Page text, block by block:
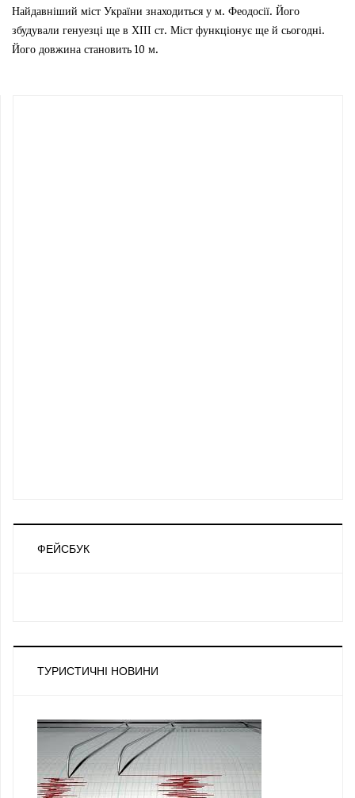
Найдавніший міст України знаходиться у м. Феодосії. Його
збудували генуезці ще в ХІІІ ст. Міст функціонує ще й сьогодні.
Його довжина становить 10 м.
ФЕЙСБУК
ТУРИСТИЧНІ НОВИНИ